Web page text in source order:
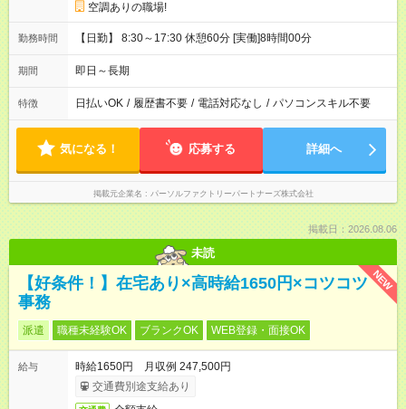
空調ありの職場!
勤務時間 【日勤】 8:30～17:30 休憩60分 [実働]8時間00分
期間 即日～長期
特徴 日払いOK / 履歴書不要 / 電話対応なし / パソコンスキル不要
気になる！ 応募する 詳細へ
掲載元企業名 パーソルファクトリーパートナーズ株式会社
掲載日：2026.08.06
未読
NEW
【好条件！】在宅あり×高時給1650円×コツコツ
事務
派遣 職種未経験OK ブランクOK WEB登録・面接OK
給与
時給1650円 月収例 247,500円
交通費別途支給あり